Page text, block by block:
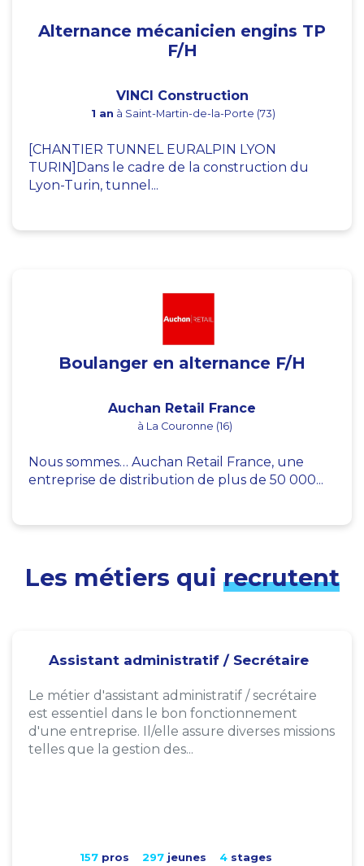
Alternance mécanicien engins TP
F/H
VINCI Construction
1 an à Saint-Martin-de-la-Porte (73)
[CHANTIER TUNNEL EURALPIN LYON
TURIN]Dans le cadre de la construction du
Lyon-Turin, tunnel...
Boulanger en alternance F/H
Auchan Retail France
à La Couronne (16)
Nous sommes… Auchan Retail France, une
entreprise de distribution de plus de 50 000...
Les métiers qui recrutent
Assistant administratif / Secrétaire
Le métier d'assistant administratif / secrétaire
est essentiel dans le bon fonctionnement
d'une entreprise. Il/elle assure diverses missions
telles que la gestion des...
157pros 297jeunes 4stages